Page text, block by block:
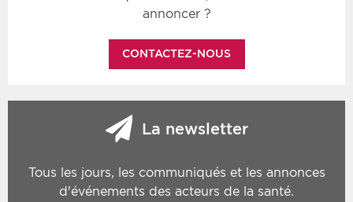
annoncer ?
CONTACTEZ-NOUS
La newsletter
Tous les jours, les communiqués et les annonces
d'événements des acteurs de la santé.